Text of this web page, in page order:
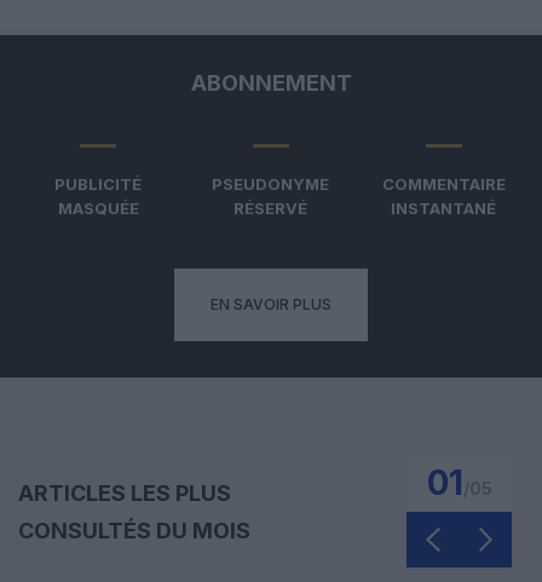
ABONNEMENT
PUBLICITÉ
MASQUÉE
PSEUDONYME
RÉSERVÉ
COMMENTAIRE
INSTANTANÉ
EN SAVOIR PLUS
ARTICLES LES PLUS
CONSULTÉS DU MOIS
01